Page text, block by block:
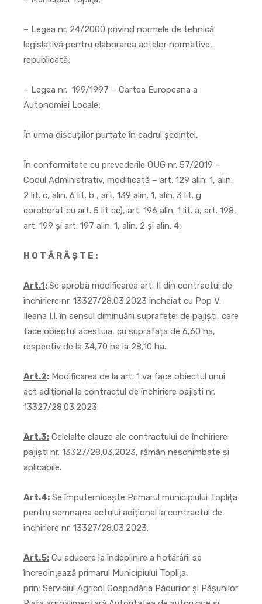
– Legea nr. 24/2000 privind normele de tehnică
legislativă pentru elaborarea actelor normative,
republicată;
– Legea nr. 199/1997 – Cartea Europeana a
Autonomiei Locale;
În urma discuțiilor purtate în cadrul ședinței,
În conformitate cu prevederile OUG nr. 57/2019 –
Codul Administrativ, modificată – art. 129 alin. 1, alin.
2 lit. c, alin. 6 lit. b , art. 139 alin. 1, alin. 3 lit. g
coroborat cu art. 5 lit cc), art. 196 alin. 1 lit. a, art. 198,
art. 199 și art. 197 alin. 1, alin. 2 și alin. 4,
H O T Ă R Ă Ş T E :
Art.1:Se aprobă modificarea art. II din contractul de
închiriere nr. 13327/28.03.2023 încheiat cu Pop V.
Ileana I.I. în sensul diminuării suprafeței de pajiști, care
face obiectul acestuia, cu suprafața de 6,60 ha,
respectiv de la 34,70 ha la 28,10 ha.
Art.2: Modificarea de la art. 1 va face obiectul unui
act adițional la contractul de închiriere pajiști nr.
13327/28.03.2023.
Art.3: Celelalte clauze ale contractului de închiriere
pajiști nr. 13327/28.03.2023, rămân neschimbate și
aplicabile.
Art.4: Se împuternicește Primarul municipiului Toplița
pentru semnarea actului adițional la contractul de
închiriere nr. 13327/28.03.2023.
Art.5: Cu aducere la îndeplinire a hotărârii se
încredinţează primarul Municipiului Topliţa,
prin: Serviciul Agricol Gospodăria Pădurilor și Pășunilor